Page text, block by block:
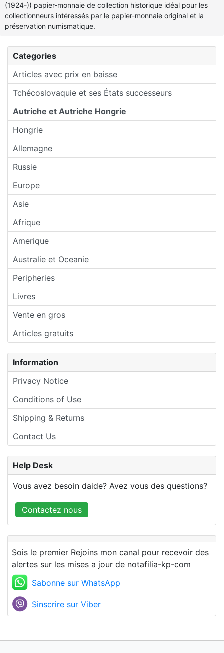
Categories
Articles avec prix en baisse
Tchécoslovaquie et ses États successeurs
Autriche et Autriche Hongrie
Hongrie
Allemagne
Russie
Europe
Asie
Afrique
Amerique
Australie et Oceanie
Peripheries
Livres
Vente en gros
Articles gratuits
Information
Privacy Notice
Conditions of Use
Shipping & Returns
Contact Us
(1924-)) papier-monnaie de collection historique idéal pour les
collectionneurs intéressés par le papier-monnaie original et la
préservation numismatique.
Help Desk
Vous avez besoin daide? Avez vous des questions?
Contactez nous
Sois le premier Rejoins mon canal pour recevoir des
alertes sur les mises a jour de notafilia-kp-com
Sabonne sur WhatsApp
Sinscrire sur Viber